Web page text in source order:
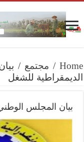
Home
/ مجتمع /
الديمقراطية للشغل
بيان المجلس